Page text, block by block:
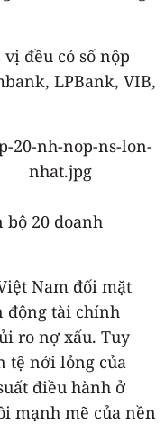
đều có số nộp
LPBank, VIB,
bộ 20 doanh
Nam đối mặt
động tài chính
ro nợ xấu. Tuy
tệ nới lỏng của
điều hành ở
mạnh mẽ của nền